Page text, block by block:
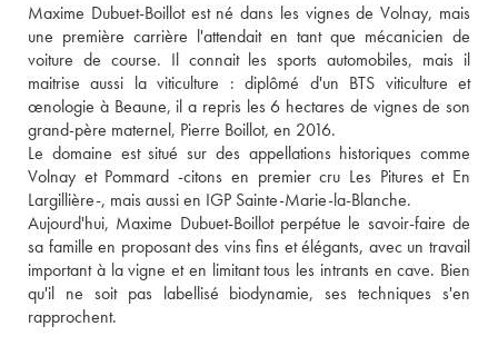
Maxime Dubuet-Boillot est né dans les vignes de Volnay, mais
une première carrière l'attendait en tant que mécanicien de
voiture de course. Il connait les sports automobiles, mais il
maitrise aussi la viticulture : diplômé d'un BTS viticulture et
œnologie à Beaune, il a repris les 6 hectares de vignes de son
grand-père maternel, Pierre Boillot, en 2016.
Le domaine est situé sur des appellations historiques comme
Volnay et Pommard -citons en premier cru Les Pitures et En
Largillière-, mais aussi en IGP Sainte-Marie-la-Blanche.
Aujourd'hui, Maxime Dubuet-Boillot perpétue le savoir-faire de
sa famille en proposant des vins fins et élégants, avec un travail
important à la vigne et en limitant tous les intrants en cave. Bien
qu'il ne soit pas labellisé biodynamie, ses techniques s'en
rapprochent.